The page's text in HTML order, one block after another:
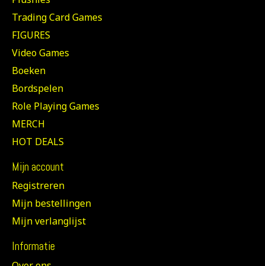
Trading Card Games
FIGURES
Video Games
Boeken
Bordspelen
Role Playing Games
MERCH
HOT DEALS
Mijn account
Registreren
Mijn bestellingen
Mijn verlanglijst
Informatie